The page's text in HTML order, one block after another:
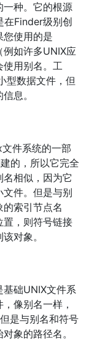
种。它的根源
在Finder级别创
您使用的是
如许多UNIX应
使用别名。工
型数据文件，但
息。
件系统的一部
的，所以它完全
相似，因为它
件。但是与别
索引节点名
置，则符号链接
对象。
础UNIX文件系
像别名一样，
是与别名和符号
象的路径名。